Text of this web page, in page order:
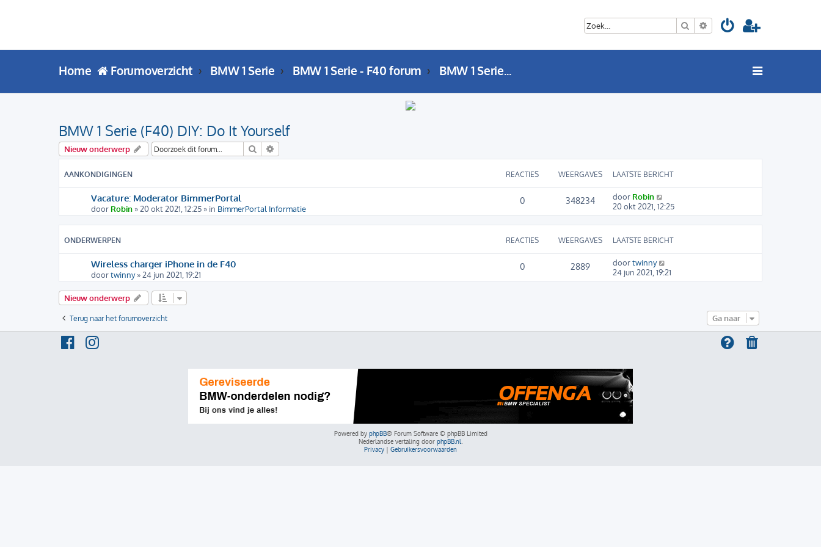
Zoek Uitgebreid zoeken
Home Forumoverzicht BMW 1 Serie BMW 1 Serie - F40 forum BMW 1 Serie (F40) DIY: Do It Yourself
BMW 1 Serie (F40) DIY: Do It Yourself
Nieuw onderwerp Zoek
AANKONDIGINGEN REACTIES WEERGAVES LAATSTE BERICHT
Vacature: Moderator BimmerPortal
door Robin » 20 okt 2021, 12:25 » in BimmerPortal Informatie
0 348234 door Robin
20 okt 2021, 12:25
ONDERWERPEN REACTIES WEERGAVES LAATSTE BERICHT
Wireless charger iPhone in de F40
doortwinny» 24 jun 2021, 19:21
0 2889 doortwinny
24 jun 2021, 19:21
Nieuw onderwerp
Terug naar het forumoverzicht Ga naar
Powered by phpBB® Forum Software © phpBB Limited
Nederlandse vertaling door phpBB.nl.
Privacy
Gebruikersvoorwaarden